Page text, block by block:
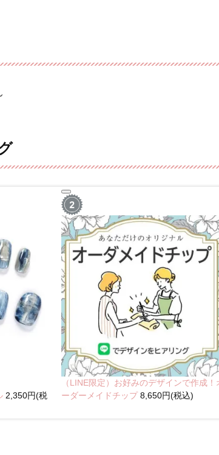
2,350円(税
（LINE限定）お好みのデザインで作成！
ーダーメイドチップ8,650円(税込)